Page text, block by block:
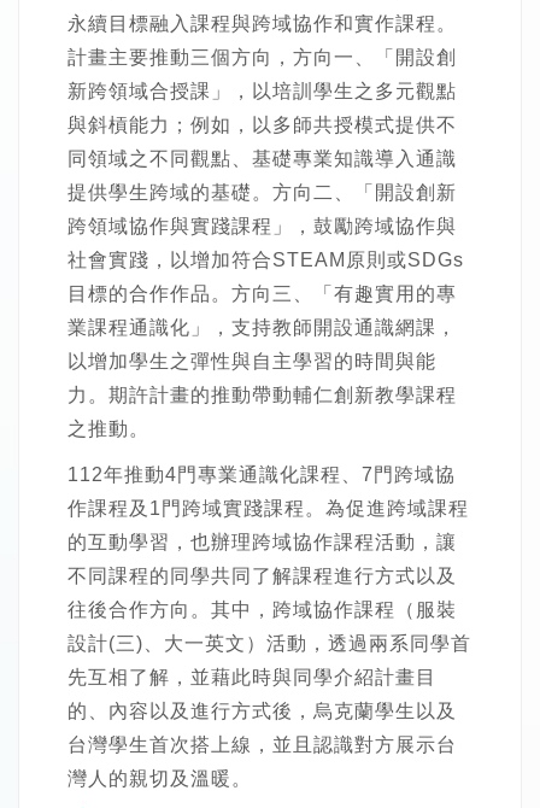
永續目標融入課程與跨域協作和實作課程。
計畫主要推動三個方向，方向一、「開設創
新跨領域合授課」，以培訓學生之多元觀點
與斜槓能力；例如，以多師共授模式提供不
同領域之不同觀點、基礎專業知識導入通識
提供學生跨域的基礎。方向二、「開設創新
跨領域協作與實踐課程」，鼓勵跨域協作與
社會實踐，以增加符合STEAM原則或SDGs
目標的合作作品。方向三、「有趣實用的專
業課程通識化」，支持教師開設通識網課，
以增加學生之彈性與自主學習的時間與能
力。期許計畫的推動帶動輔仁創新教學課程
之推動。
112年推動4門專業通識化課程、7門跨域協
作課程及1門跨域實踐課程。為促進跨域課程
的互動學習，也辦理跨域協作課程活動，讓
不同課程的同學共同了解課程進行方式以及
往後合作方向。其中，跨域協作課程（服裝
設計(三)、大一英文）活動，透過兩系同學首
先互相了解，並藉此時與同學介紹計畫目
的、內容以及進行方式後，烏克蘭學生以及
台灣學生首次搭上線，並且認識對方展示台
灣人的親切及溫暖。